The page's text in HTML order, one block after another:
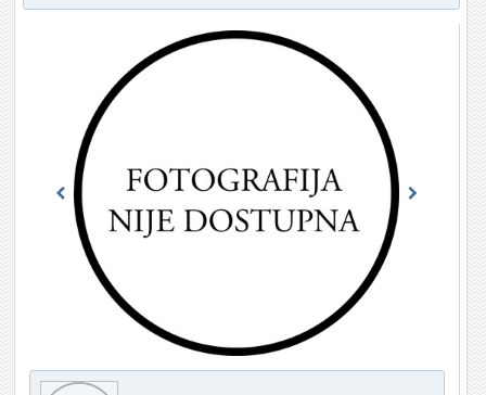
Previous Next